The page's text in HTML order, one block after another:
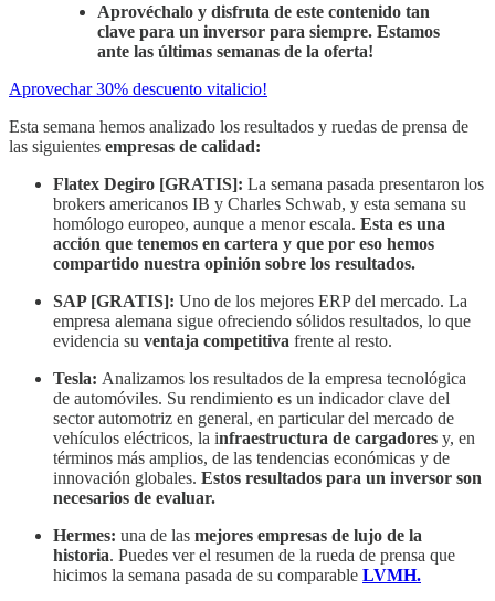
Aprovéchalo y disfruta de este contenido tan
clave para un inversor para siempre. Estamos
ante las últimas semanas de la oferta!
Aprovechar 30% descuento vitalicio!
Esta semana hemos analizado los resultados y ruedas de prensa de
las siguientes empresas de calidad:
Flatex Degiro [GRATIS]: La semana pasada presentaron los
brokers americanos IB y Charles Schwab, y esta semana su
homólogo europeo, aunque a menor escala. Esta es una
acción que tenemos en cartera y que por eso hemos
compartido nuestra opinión sobre los resultados.
SAP [GRATIS]: Uno de los mejores ERP del mercado. La
empresa alemana sigue ofreciendo sólidos resultados, lo que
evidencia su ventaja competitiva frente al resto.
Tesla: Analizamos los resultados de la empresa tecnológica
de automóviles. Su rendimiento es un indicador clave del
sector automotriz en general, en particular del mercado de
vehículos eléctricos, la infraestructura de cargadores y, en
términos más amplios, de las tendencias económicas y de
innovación globales. Estos resultados para un inversor son
necesarios de evaluar.
Hermes: una de las mejores empresas de lujo de la
historia. Puedes ver el resumen de la rueda de prensa que
hicimos la semana pasada de su comparable LVMH.